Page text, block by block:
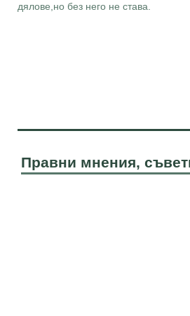
дялове,но без него не става.
Правни мнения,